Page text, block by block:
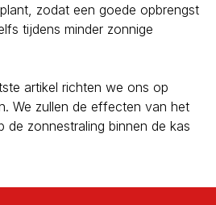
zodat een goede opbrengst
tijdens minder zonnige
artikel richten we ons op
We zullen de effecten van het
de zonnestraling binnen de kas